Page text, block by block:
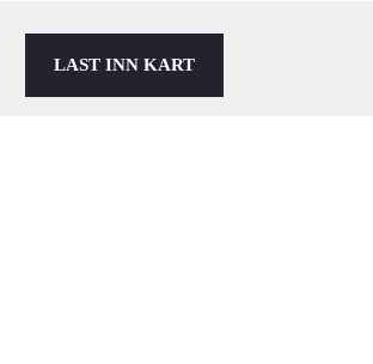
LAST INN KART